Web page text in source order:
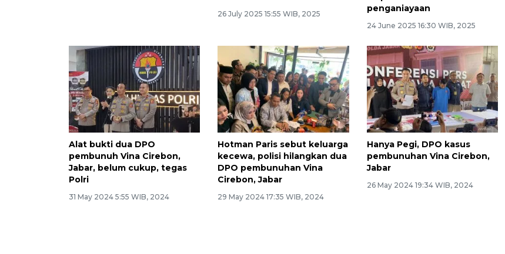
26 July 2025 15:55 WIB, 2025
penganiayaan
24 June 2025 16:30 WIB, 2025
Alat bukti dua DPO
pembunuh Vina Cirebon,
Jabar, belum cukup, tegas
Polri
31 May 2024 5:55 WIB, 2024
Hotman Paris sebut keluarga
kecewa, polisi hilangkan dua
DPO pembunuhan Vina
Cirebon, Jabar
29 May 2024 17:35 WIB, 2024
Hanya Pegi, DPO kasus
pembunuhan Vina Cirebon,
Jabar
26 May 2024 19:34 WIB, 2024